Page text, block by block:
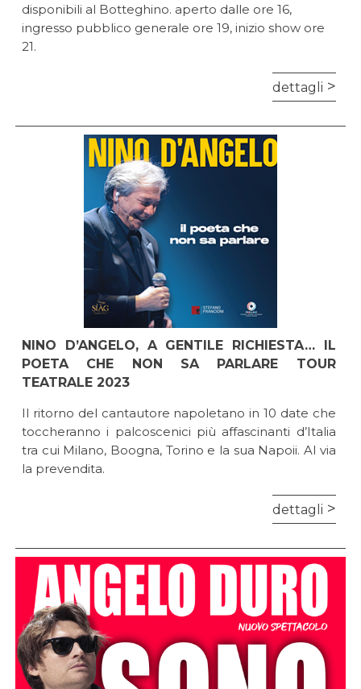
disponibili al Botteghino. aperto dalle ore 16,
ingresso pubblico generale ore 19, inizio show ore
21.
dettagli
NINO D’ANGELO, A GENTILE RICHIESTA… IL
POETA CHE NON SA PARLARE TOUR
TEATRALE 2023
Il ritorno del cantautore napoletano in 10 date che
toccheranno i palcoscenici più affascinanti d’Italia
tra cui Milano, Boogna, Torino e la sua Napoii. Al via
la prevendita.
dettagli